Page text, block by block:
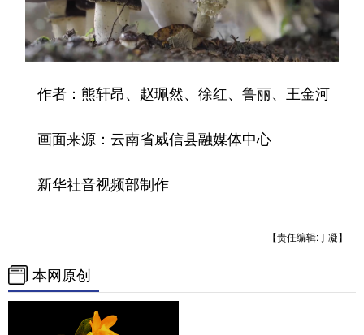
作者：熊轩昂、赵珮然、徐红、鲁丽、王金河
画面来源：云南省威信县融媒体中心
新华社音视频部制作
【责任编辑:丁凝】
本网原创